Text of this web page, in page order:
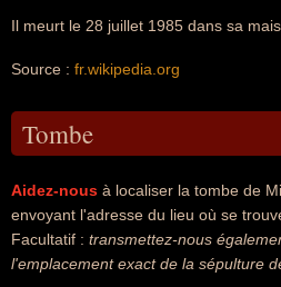
Il meurt le 28 juillet 1985 dans sa
Source : fr.wikipedia.org
Tombe
Aidez-nous à localiser la tombe de
envoyant l'adresse du lieu où se
Facultatif : transmettez-nous
l'emplacement exact de la sépulture